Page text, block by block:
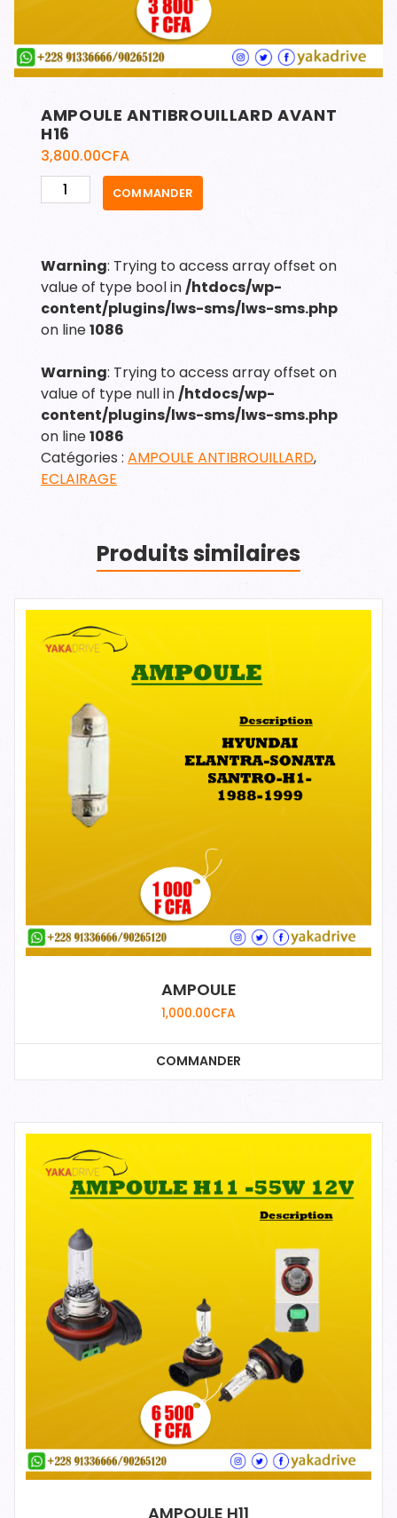
AMPOULE ANTIBROUILLARD AVANT
H16
3,800.00CFA
quantité
de
AVANT
H16
COMMANDER
Warning: Trying to access array offset on
value of type bool in/htdocs/wp-
content/plugins/lws-sms/lws-sms.php
on line1086
Warning: Trying to access array offset on
value of type null in/htdocs/wp-
content/plugins/lws-sms/lws-sms.php
on line1086
Catégories : AMPOULE ANTIBROUILLARD,
ECLAIRAGE
Produits similaires
AMPOULE
1,000.00CFA
COMMANDER
AMPOULE H11